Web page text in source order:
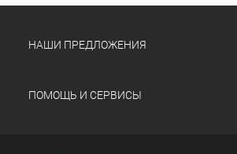
НАШИ ПРЕДЛОЖЕНИЯ
ПОМОЩЬ И СЕРВИСЫ